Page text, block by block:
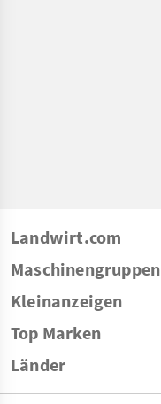
Landwirt.com
Maschinengruppen
Kleinanzeigen
Top Marken
Länder